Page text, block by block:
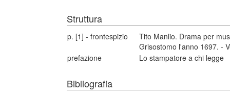
Struttura
p. [1] - frontespizio
Tito Manlio. Drama per
Grisostomo l'anno 1697. -
prefazione
Lo stampatore a chi legge
Bibliografia